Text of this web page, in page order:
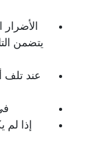
يتضمن
عند تلف
إذا